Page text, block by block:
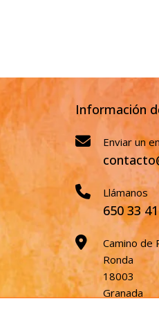
Información
Enviar un
Llámanos
650 33
Camino de
Ronda
18003
Granada